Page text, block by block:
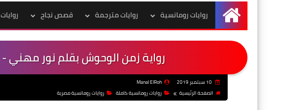
الرئيسية
روايات رومانسية روايات مترجمة قصص نجاح
رواية زمن الوحوش بقلم نور مهني
10 سبتمبر 2019
Manal ElRoh
الصفحة الرئيسية
روايات رومانسية كاملة روايات رومانسية مصرية